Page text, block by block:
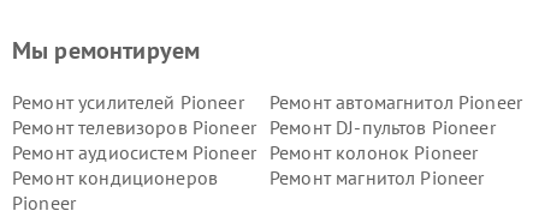
Мы ремонтируем
Ремонт усилителей Pioneer
Ремонт автомагнитол Pioneer
Ремонт телевизоров Pioneer
Ремонт DJ-пультов Pioneer
Ремонт аудиосистем Pioneer
Ремонт колонок Pioneer
Ремонт кондиционеров
Pioneer
Ремонт магнитол Pioneer